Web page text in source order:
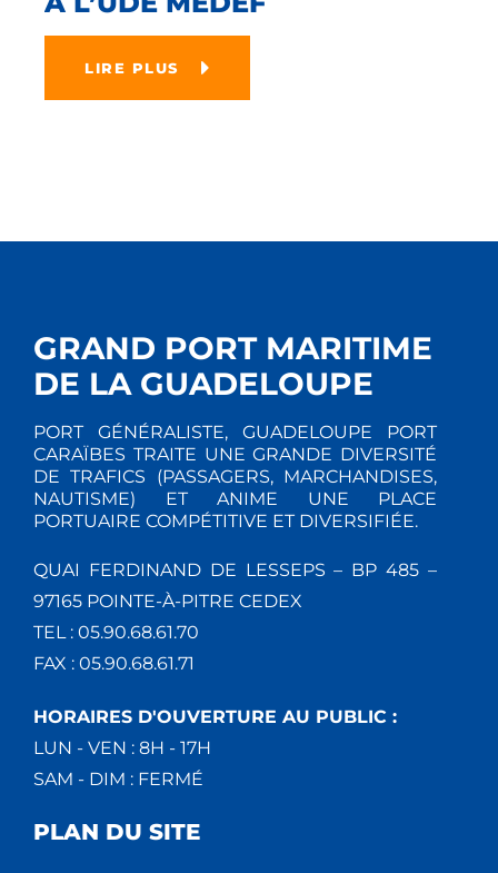
LIRE PLUS
GRAND PORT MARITIME
DE LA GUADELOUPE
PORT GÉNÉRALISTE, GUADELOUPE PORT
CARAÏBES TRAITE UNE GRANDE DIVERSITÉ
DE TRAFICS (PASSAGERS, MARCHANDISES,
NAUTISME) ET ANIME UNE PLACE
PORTUAIRE COMPÉTITIVE ET DIVERSIFIÉE.
QUAI FERDINAND DE LESSEPS – BP 485 –
97165 POINTE-À-PITRE CEDEX
TEL : 05.90.68.61.70
FAX : 05.90.68.61.71
HORAIRES D'OUVERTURE AU PUBLIC :
LUN - VEN : 8H - 17H
SAM - DIM : FERMÉ
PLAN DU SITE